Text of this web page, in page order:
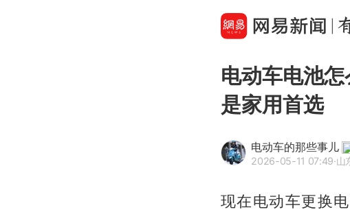
电动车电池
是家用首选
电动车的那些事儿
2026-05-11 07:49·山
现在电动车更换